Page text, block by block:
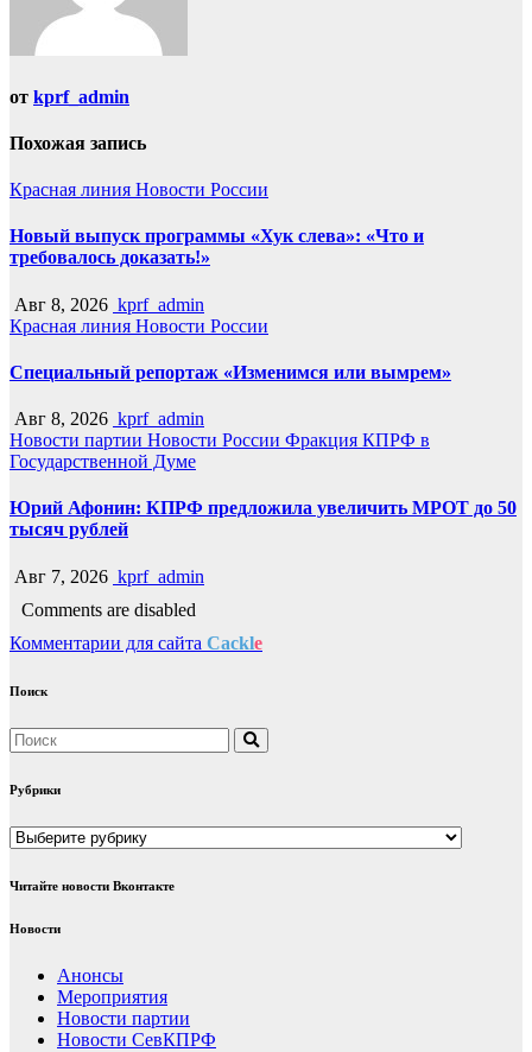
от kprf_admin
Похожая запись
Красная линия Новости России
Новый выпуск программы «Хук слева»: «Что и
требовалось доказать!»
Авг 8, 2026 kprf_admin
Красная линия Новости России
Специальный репортаж «Изменимся или вымрем»
Авг 8, 2026 kprf_admin
Новости партии Новости России Фракция КПРФ в
Государственной Думе
Юрий Афонин: КПРФ предложила увеличить МРОТ до 50
тысяч рублей
Авг 7, 2026 kprf_admin
Comments are disabled
Комментарии для сайта Cackle
Поиск
Рубрики
Рубрики
Читайте новости Вконтакте
Новости
Анонсы
Мероприятия
Новости партии
Новости СевКПРФ